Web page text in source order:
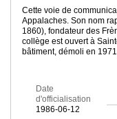
Cette voie de
Appalaches. Son nom
1860), fondateur des
collège est ouvert à
bâtiment, démoli en
Date
d'officialisation
1986-06-12